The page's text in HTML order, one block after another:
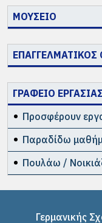
ΜΟΥΣΕΙΟ
ΕΠΑΓΓΕΛΜΑΤΙΚΟΣ
ΓΡΑΦΕΙΟ ΕΡΓΑΣΙΑΣ
Προσφέρουν
Παραδίδω
Πουλάω /
Γερμανικής